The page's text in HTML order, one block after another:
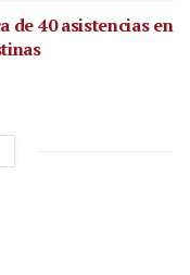
de 40 asistencias en